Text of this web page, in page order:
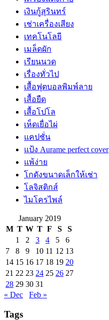
เงินกู้สุรินทร์
เช่าเครื่องเสียง
เทคโนโลยี
เมล็ดผัก
เรียนนวด
เรื่องทั่วไป
เสื้อฟุตบอลพิมพ์ลาย
เสื้อยืด
เสื้อโปโล
เห็ดเยื่อไผ่
แคปชั่น
แป้ง Aurame perfect cover
แพ้ง่าย
โกดังขนาดเล็กให้เช่า
โลจิสติกส์
ไมโครไพล์
January 2019
M T W T F S
S
1
2 3 4 5
6
7
8 9 10 11 12 13
14 15 16 17 18 19 20
21 22 23 24 25 26 27
28 29 30 31
« Dec
Feb »
Tags